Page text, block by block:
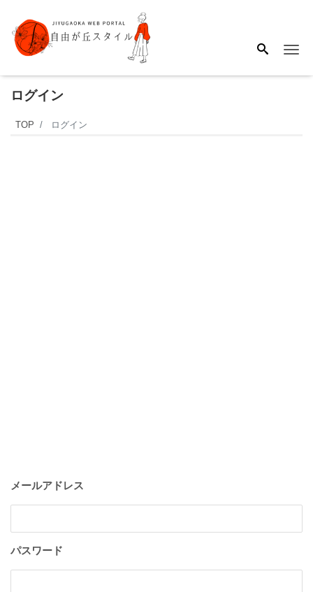
ログイン
TOP ログイン
メールアドレス
パスワード